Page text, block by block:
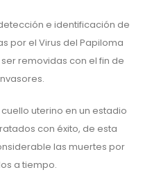
e identificación de
por el Virus del Papiloma
removidas con el fin de
uterino en un estadio
con éxito, de esta
las muertes por
a tiempo.